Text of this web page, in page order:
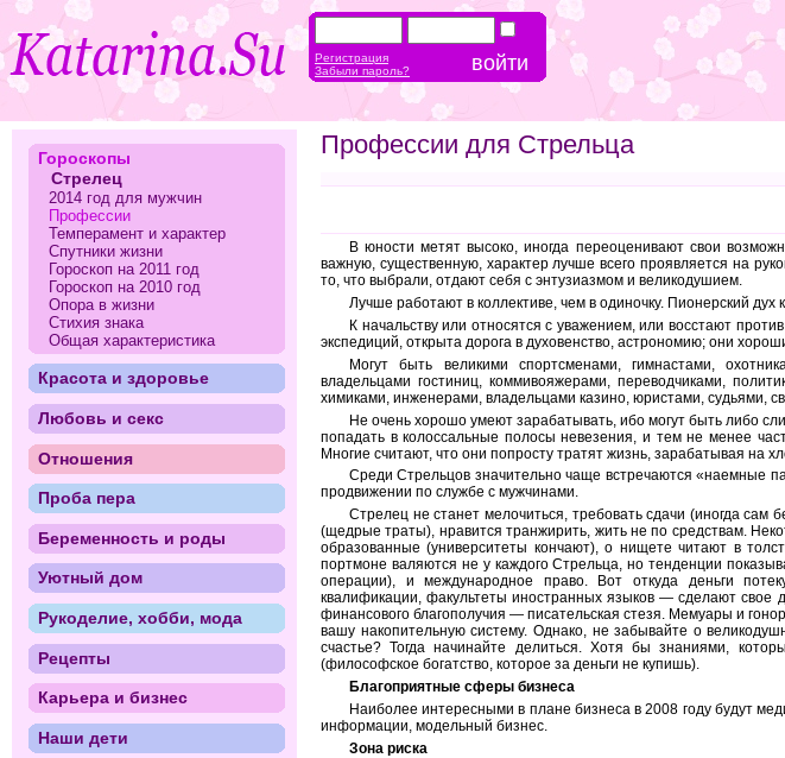
Профессии для Стрельца
В юности метят высоко, иногда переоценивают свои
важную, существенную, характер лучше всего проявляется на
то, что выбрали, отдают себя с энтузиазмом и великодушием.
Лучше работают в коллективе, чем в одиночку. Пионерский дух
К начальству или относятся с уважением, или восстают
экспедиций, открыта дорога в духовенство, астрономию; они
Могут быть великими спортсменами, гимнастами,
владельцами гостиниц, коммивояжерами, переводчиками,
химиками, инженерами, владельцами казино, юристами, судьями,
Не очень хорошо умеют зарабатывать, ибо могут быть либо
попадать в колоссальные полосы невезения, и тем не менее
Многие считают, что они попросту тратят жизнь, зарабатывая на
Среди Стрельцов значительно чаще встречаются «наемные
продвижении по службе с мужчинами.
Стрелец не станет мелочиться, требовать сдачи (иногда
(щедрые траты), нравится транжирить, жить не по средствам.
образованные (университеты кончают), о нищете читают в
портмоне валяются не у каждого Стрельца, но тенденции
операции), и международное право. Вот откуда деньги
квалификации, факультеты иностранных языков — сделают свое
финансового благополучия — писательская стезя. Мемуары и
вашу накопительную систему. Однако, не забывайте о
счастье? Тогда начинайте делиться. Хотя бы знаниями,
(философское богатство, которое за деньги не купишь).
Благоприятные сферы бизнеса
Наиболее интересными в плане бизнеса в 2008 году будут
информации, модельный бизнес.
Зона риска
Гороскопы
Стрелец
2014 год для мужчин
Профессии
Темперамент и характер
Спутники жизни
Гороскоп на 2011 год
Гороскоп на 2010 год
Опора в жизни
Стихия знака
Общая характеристика
Красота и здоровье
Любовь и секс
Отношения
Проба пера
Беременность и роды
Уютный дом
Рукоделие, хобби, мода
Рецепты
Карьера и бизнес
Наши дети
Регистрация
Забыли пароль?